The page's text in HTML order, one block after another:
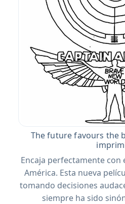
The future favours the
Encaja perfectamente con
América. Esta nueva
tomando decisiones
siempre ha sido